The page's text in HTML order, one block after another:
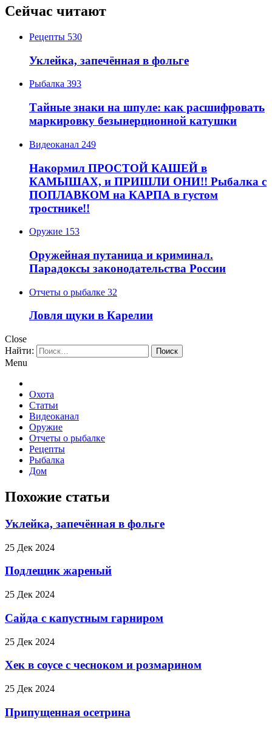
Сейчас читают
Рецепты 530
Уклейка, запечённая в фольге
Рыбалка 393
Тайные знаки на шпуле: как расшифровать
маркировку безынерционной катушки
Видеоканал 249
Накормил ПРОСТОЙ КАШЕЙ в
КАМЫШАХ, и ПРИШЛИ ОНИ!! Рыбалка с
ПОПЛАВКОМ на КАРПА в густом
тростнике!!
Оружие 153
Оружейная путаница и криминал.
Парадоксы законодательства России
Отчеты о рыбалке 32
Ловля щуки в Карелии
Close
Найти:
Menu
Охота
Статьи
Видеоканал
Оружие
Отчеты о рыбалке
Рецепты
Рыбалка
Дом
Похожие статьи
Уклейка, запечённая в фольге
25 Дек 2024
Подлещик жареный
25 Дек 2024
Сайда с капустным гарниром
25 Дек 2024
Хек в соусе с чесноком и розмарином
25 Дек 2024
Припущенная осетрина